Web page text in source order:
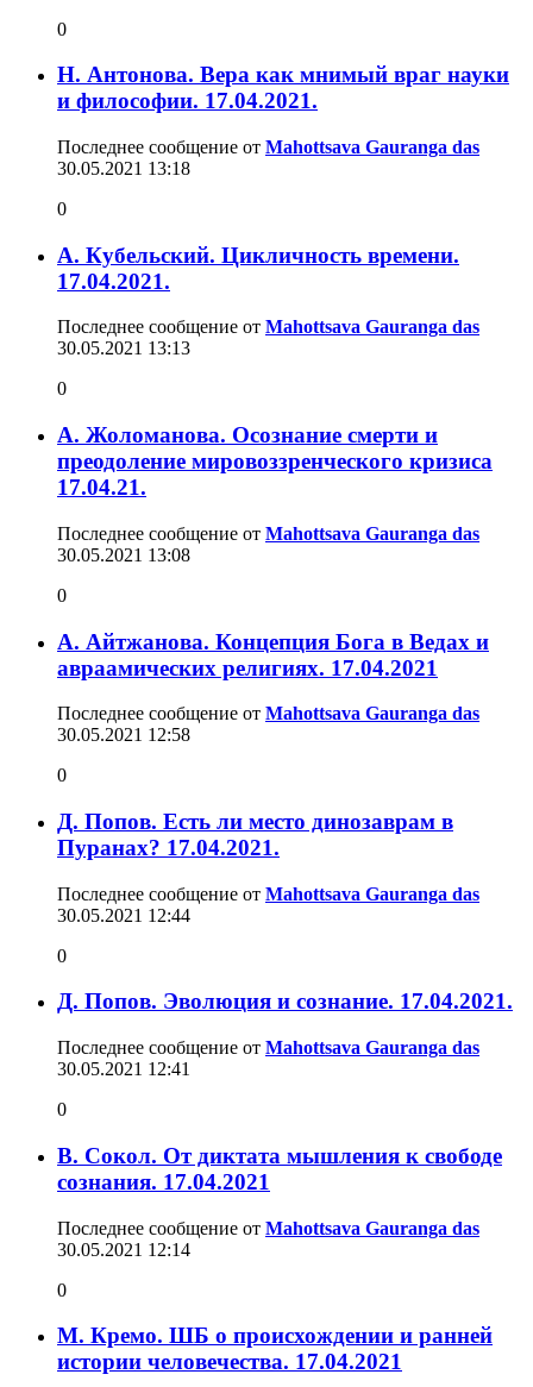
0
Н. Антонова. Вера как мнимый враг науки
и философии. 17.04.2021.
Последнее сообщение от Mahottsava Gauranga das
30.05.2021 13:18
0
А. Кубельский. Цикличность времени.
17.04.2021.
Последнее сообщение от Mahottsava Gauranga das
30.05.2021 13:13
0
А. Жоломанова. Осознание смерти и
преодоление мировоззренческого кризиса
17.04.21.
Последнее сообщение от Mahottsava Gauranga das
30.05.2021 13:08
0
А. Айтжанова. Концепция Бога в Ведах и
авраамических религиях. 17.04.2021
Последнее сообщение от Mahottsava Gauranga das
30.05.2021 12:58
0
Д. Попов. Есть ли место динозаврам в
Пуранах? 17.04.2021.
Последнее сообщение от Mahottsava Gauranga das
30.05.2021 12:44
0
Д. Попов. Эволюция и сознание. 17.04.2021.
Последнее сообщение от Mahottsava Gauranga das
30.05.2021 12:41
0
В. Сокол. От диктата мышления к свободе
сознания. 17.04.2021
Последнее сообщение от Mahottsava Gauranga das
30.05.2021 12:14
0
М. Кремо. ШБ о происхождении и ранней
истории человечества. 17.04.2021